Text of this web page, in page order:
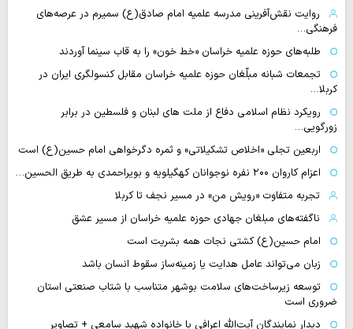
روایت نقش‌آفرینی مدرسه علمیه امام صادق(ع) سمیرم در عرصه‌های
فرهنگی…
طلبه‌های حوزه علمیه خراسان «خط خون» را به قاب سینما آوردند
تجمعات شبانه مبلّغان حوزه علمیه خراسان مقابل کنسولگری ایران در
کربلا…
رویکرد نظام اسلامی دفاع از ملت های لبنان و فلسطین در برابر
زورگویی…
اربعین تجلی «اخلاص تشکیلاتی» و ثمره دگرخواهی امام حسین(ع) است
اعزام کاروان ۲۰۰ نفره نوجوانان کهگیلویه و بویراحمدی به طریق الحسین…
تجربه متفاوت «رویش من» در مسیر نجف تا کربلا
ناگفته‌های مبلغان جهادی حوزه علمیه خراسان از مسیر عشق
امام حسین(ع) کشتی نجات همه بشریت است
زبان می‌تواند عامل هدایت یا زمینه‌ساز سقوط انسان باشد
توسعه زیرساخت‌های سلامت بوشهر متناسب با شتاب صنعتی استان
ضروری است
دیدار نمایندگان آیت‌الله اعرافی با خانواده شهید سامعی + تصاویر